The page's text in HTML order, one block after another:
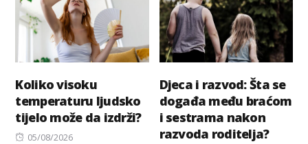
Koliko visoku
temperaturu ljudsko
tijelo može da izdrži?
Posted
05/08/2026
Djeca i razvod: Šta se
događa među braćom
i sestrama nakon
razvoda roditelja?